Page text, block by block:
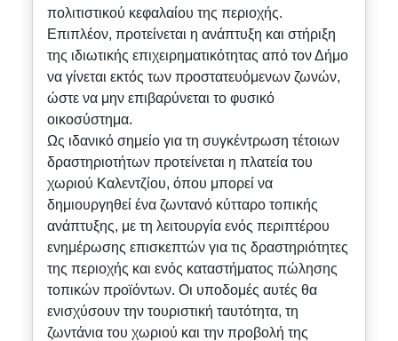
πολιτιστικού κεφαλαίου της περιοχής.
Επιπλέον, προτείνεται η ανάπτυξη και στήριξη
της ιδιωτικής επιχειρηματικότητας από τον Δήμο
να γίνεται εκτός των προστατευόμενων ζωνών,
ώστε να μην επιβαρύνεται το φυσικό
οικοσύστημα.
Ως ιδανικό σημείο για τη συγκέντρωση τέτοιων
δραστηριοτήτων προτείνεται η πλατεία του
χωριού Καλεντζίου, όπου μπορεί να
δημιουργηθεί ένα ζωντανό κύτταρο τοπικής
ανάπτυξης, με τη λειτουργία ενός περιπτέρου
ενημέρωσης επισκεπτών για τις δραστηριότητες
της περιοχής και ενός καταστήματος πώλησης
τοπικών προϊόντων. Οι υποδομές αυτές θα
ενισχύσουν την τουριστική ταυτότητα, τη
ζωντάνια του χωριού και την προβολή της